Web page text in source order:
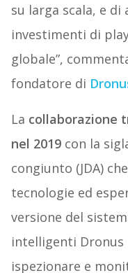
su larga scala, e
investimenti di
globale”,
fondatore di
La collaborazione
nel 2019con la
congiunto (JDA)
tecnologie ed
versione del
intelligenti Dronus
ispezionare e